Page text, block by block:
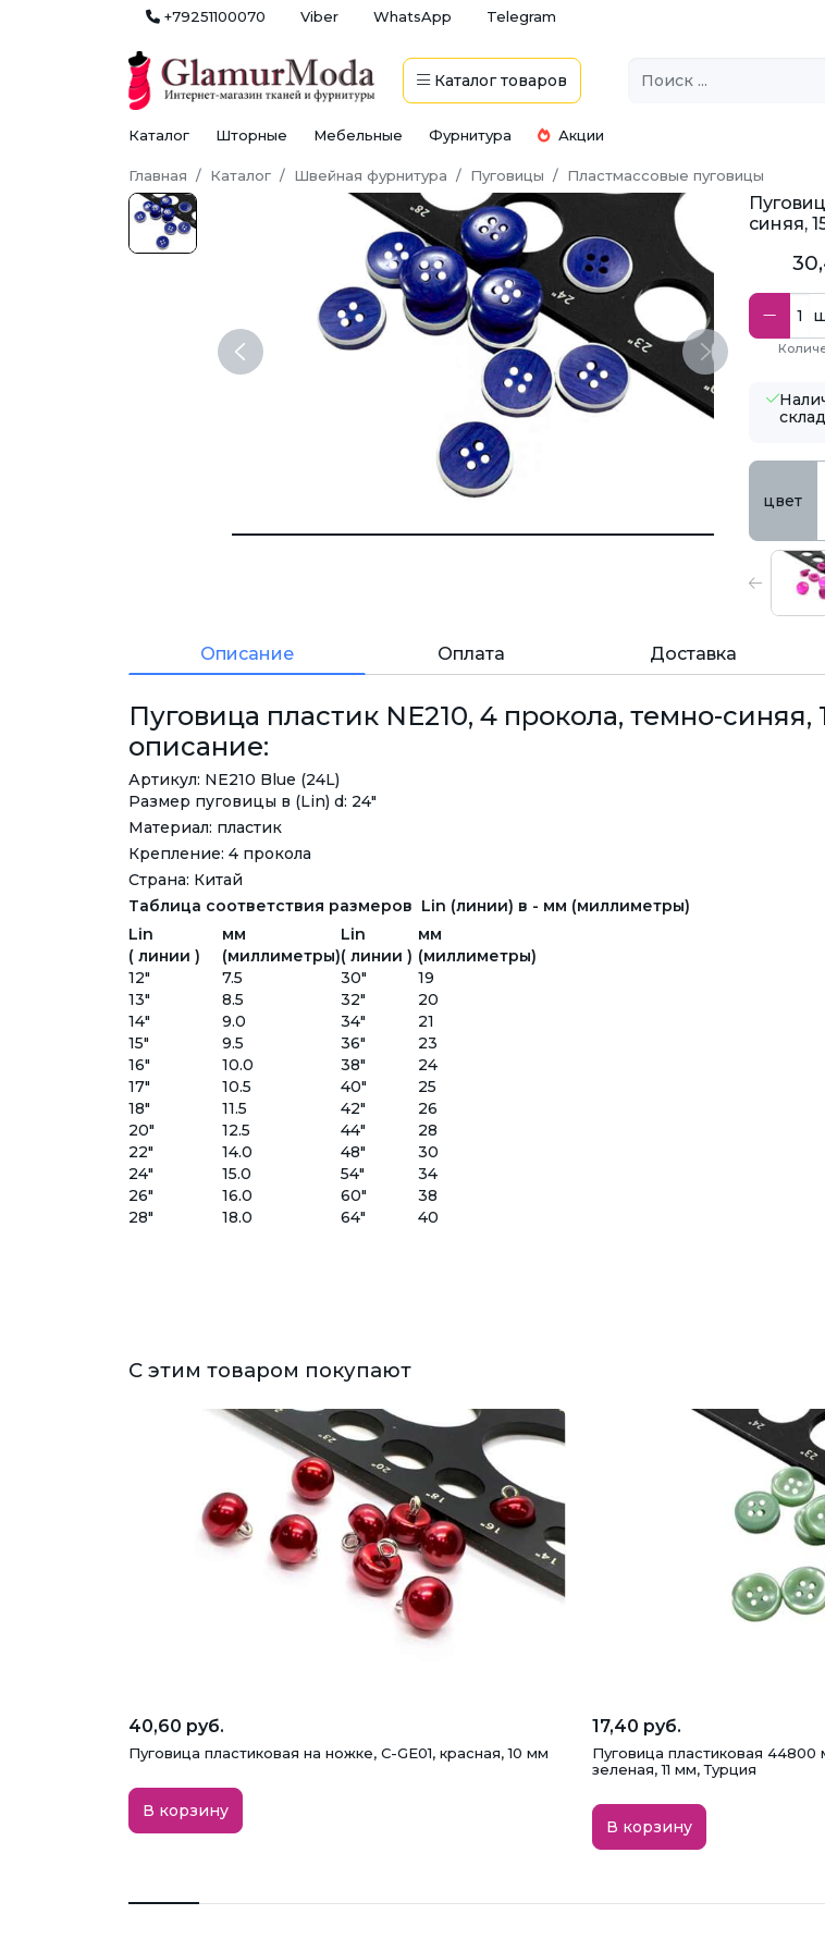
+79251100070 Viber WhatsApp Telegram
Каталог товаров
Каталог Шторные Мебельные Фурнитура Акции
Главная Каталог Швейная фурнитура Пуговицы Пластмассовые пуговицы
Previous Next
синяя,
цвет
Описание Оплата Доставка
Пуговица пластик NE210, 4 прокола, темно-синяя,
описание:
Артикул: NE210 Blue (24L)
Размер пуговицы в (Lin) d: 24"
Материал: пластик
Крепление: 4 прокола
Страна: Китай
Таблица соответствия размеров Lin (линии) в - мм (миллиметры)
Lin
мм Lin
мм
( линии )
(миллиметры)( линии ) (миллиметры)
12"
7.5 30"
19
13"
8.5 32"
20
14"
9.0 34"
21
15"
9.5 36"
23
16"
10.0 38"
24
17"
10.5 40"
25
18"
11.5 42"
26
20"
12.5 44"
28
22"
14.0 48"
30
24"
15.0 54"
34
26"
16.0 60"
38
28"
18.0 64" 40
С этим товаром покупают
40,60 руб.
Пуговица пластиковая на ножке, C-GE01, красная, 10 мм
В корзину
17,40 руб.
Пуговица пластиковая 44800
зеленая, 11 мм, Турция
В корзину